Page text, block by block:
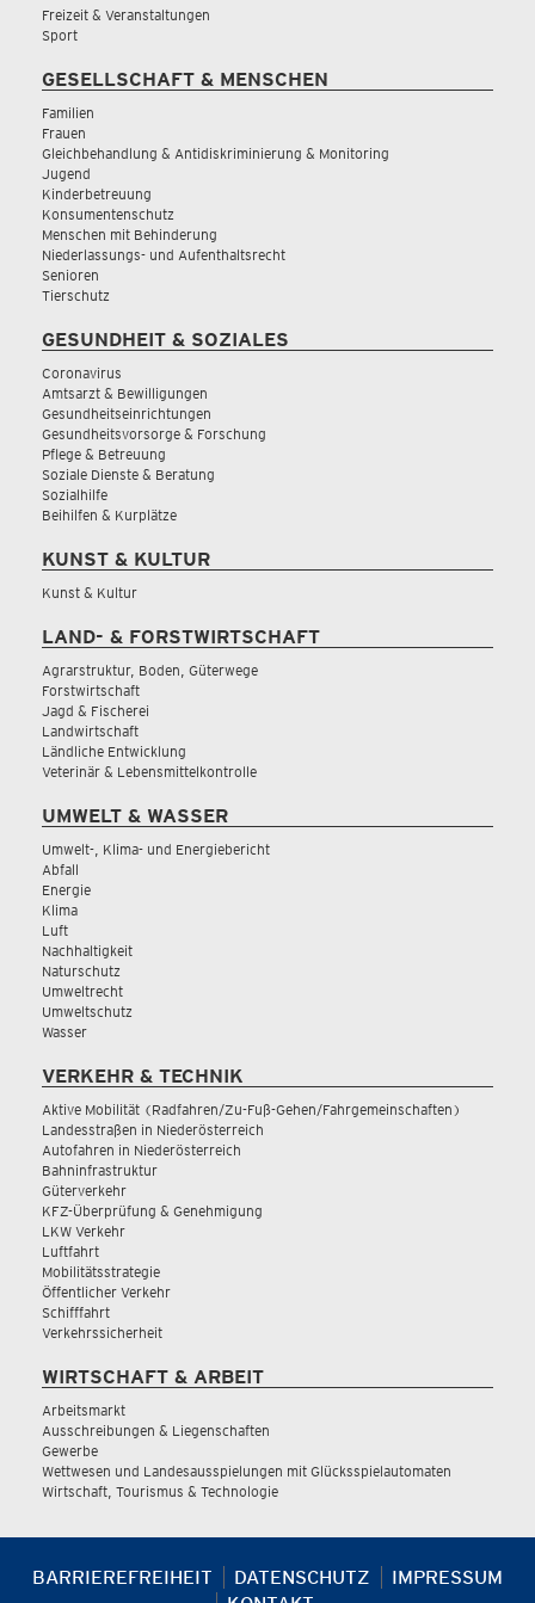
Freizeit & Veranstaltungen
Sport
GESELLSCHAFT & MENSCHEN
Familien
Frauen
Gleichbehandlung & Antidiskriminierung & Monitoring
Jugend
Kinderbetreuung
Konsumentenschutz
Menschen mit Behinderung
Niederlassungs- und Aufenthaltsrecht
Senioren
Tierschutz
GESUNDHEIT & SOZIALES
Coronavirus
Amtsarzt & Bewilligungen
Gesundheitseinrichtungen
Gesundheitsvorsorge & Forschung
Pflege & Betreuung
Soziale Dienste & Beratung
Sozialhilfe
Beihilfen & Kurplätze
KUNST & KULTUR
Kunst & Kultur
LAND- & FORSTWIRTSCHAFT
Agrarstruktur, Boden, Güterwege
Forstwirtschaft
Jagd & Fischerei
Landwirtschaft
Ländliche Entwicklung
Veterinär & Lebensmittelkontrolle
UMWELT & WASSER
Umwelt-, Klima- und Energiebericht
Abfall
Energie
Klima
Luft
Nachhaltigkeit
Naturschutz
Umweltrecht
Umweltschutz
Wasser
VERKEHR & TECHNIK
Aktive Mobilität (Radfahren/Zu-Fuß-Gehen/Fahrgemeinschaften)
Landesstraßen in Niederösterreich
Autofahren in Niederösterreich
Bahninfrastruktur
Güterverkehr
KFZ-Überprüfung & Genehmigung
LKW Verkehr
Luftfahrt
Mobilitätsstrategie
Öffentlicher Verkehr
Schifffahrt
Verkehrssicherheit
WIRTSCHAFT & ARBEIT
Arbeitsmarkt
Ausschreibungen & Liegenschaften
Gewerbe
Wettwesen und Landesausspielungen mit Glücksspielautomaten
Wirtschaft, Tourismus & Technologie
BARRIEREFREIHEIT DATENSCHUTZ
IMPRESSUM